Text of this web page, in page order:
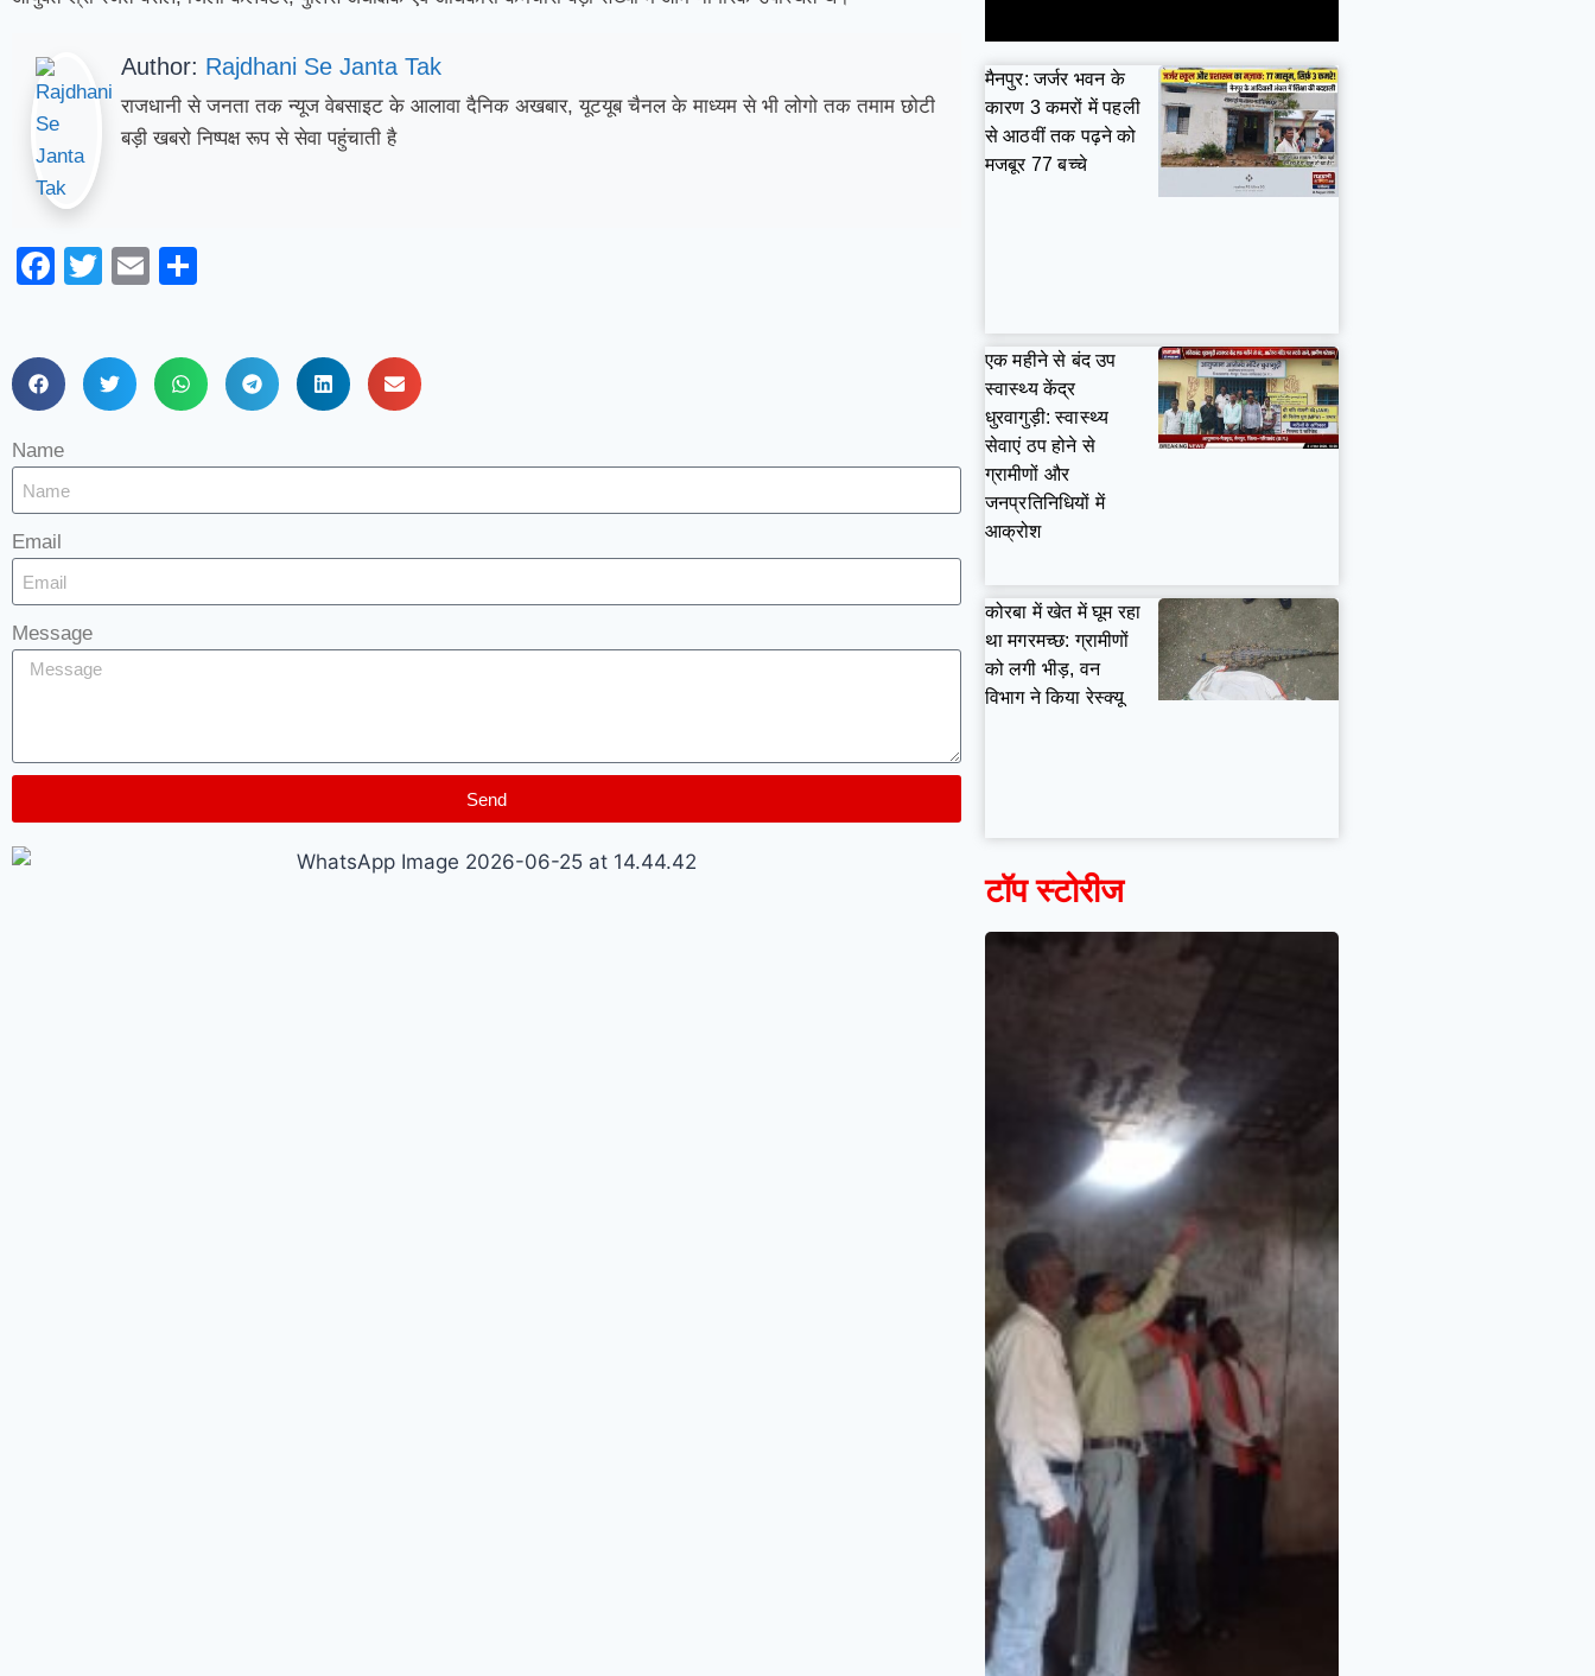
Author: Rajdhani Se Janta Tak
राजधानी से जनता तक न्यूज वेबसाइट के आलावा दैनिक अखबार, यूटयूब चैनल के माध्यम से भी लोगो तक तमाम छोटी
बड़ी खबरो निष्पक्ष रूप से सेवा पहुंचाती है
Facebook
TwitterEmail
Name
Email
Message
Send
मैनपुर: जर्जर भवन के
कारण 3 कमरों में पहली
से आठवीं तक पढ़ने को
मजबूर 77 बच्चे
एक महीने से बंद उप
स्वास्थ्य केंद्र
धुरवागुड़ी: स्वास्थ्य
सेवाएं ठप होने से
ग्रामीणों और
जनप्रतिनिधियों में
आक्रोश
कोरबा में खेत में घूम रहा
था मगरमच्छ: ग्रामीणों
को लगी भीड़, वन
विभाग ने किया रेस्क्यू
टॉप स्टोरीज